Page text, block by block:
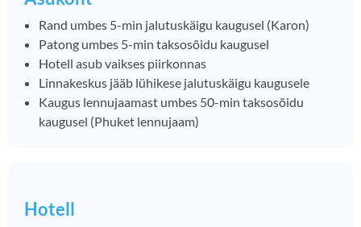
Rand umbes 5-min jalutuskäigu kaugusel (Karon)
Patong umbes 5-min taksosõidu kaugusel
Hotell asub vaikses piirkonnas
Linnakeskus jääb lühikese jalutuskäigu kaugusele
Kaugus lennujaamast umbes 50-min taksosõidu
kaugusel (Phuket lennujaam)
Hotell